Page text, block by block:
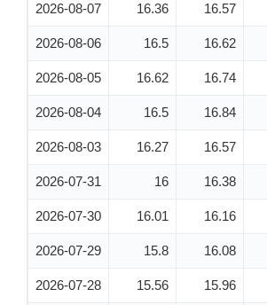
2026-08-07 16.36 16.57
2026-08-06 16.5 16.62
2026-08-05 16.62 16.74
2026-08-04 16.5 16.84
2026-08-03 16.27 16.57
2026-07-31 16 16.38
2026-07-30 16.01 16.16
2026-07-29 15.8 16.08
2026-07-28 15.56 15.96